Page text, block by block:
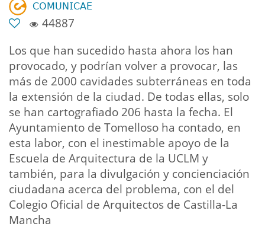
𝖢𝖮𝖬𝖴𝖭𝖨𝖢𝖠𝖤
44887
Los que han sucedido hasta ahora los han
provocado, y podrían volver a provocar, las
más de 2000 cavidades subterráneas en toda
la extensión de la ciudad. De todas ellas, solo
se han cartografiado 206 hasta la fecha. El
Ayuntamiento de Tomelloso ha contado, en
esta labor, con el inestimable apoyo de la
Escuela de Arquitectura de la UCLM y
también, para la divulgación y concienciación
ciudadana acerca del problema, con el del
Colegio Oficial de Arquitectos de Castilla-La
Mancha